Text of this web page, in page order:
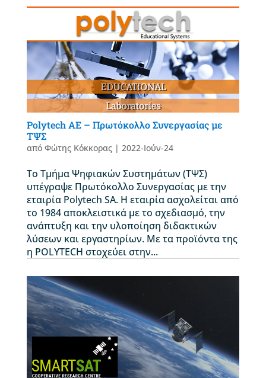
Polytech AE – Πρωτόκολλο Συνεργασίας με
ΤΨΣ
από Φώτης Κόκκορας| 2022-Ιούν-24
Το Τμήμα Ψηφιακών Συστημάτων (ΤΨΣ)
υπέγραψε Πρωτόκολλο Συνεργασίας με την
εταιρία Polytech SA. H εταιρία ασχολείται από
το 1984 αποκλειστικά με το σχεδιασμό, την
ανάπτυξη και την υλοποίηση διδακτικών
λύσεων και εργαστηρίων. Με τα προϊόντα της
η POLYTECH στοχεύει στην...